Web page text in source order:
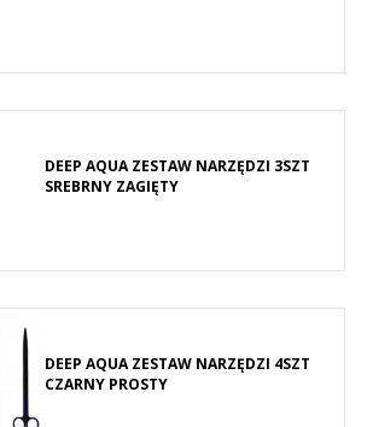
DEEP AQUA ZESTAW NARZĘDZI 3SZT
SREBRNY ZAGIĘTY
DEEP AQUA ZESTAW NARZĘDZI 4SZT
CZARNY PROSTY